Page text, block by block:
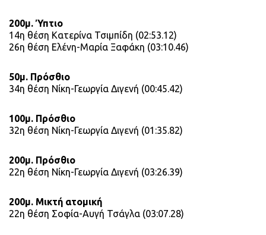
200μ. Ύπτιο
14η θέση Κατερίνα Τσιμπίδη (02:53.12)
26η θέση Ελένη-Μαρία Ξαφάκη (03:10.46)
50μ. Πρόσθιο
34η θέση Νίκη-Γεωργία Διγενή (00:45.42)
100μ. Πρόσθιο
32η θέση Νίκη-Γεωργία Διγενή (01:35.82)
200μ. Πρόσθιο
22η θέση Νίκη-Γεωργία Διγενή (03:26.39)
200μ. Μικτή ατομική
22η θέση Σοφία-Αυγή Τσάγλα (03:07.28)